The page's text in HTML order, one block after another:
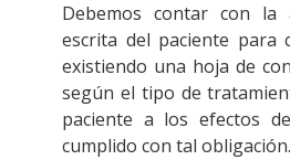
Debemos contar con la
escrita del paciente para
existiendo una hoja de
según el tipo de
paciente a los efectos
cumplido con tal obligación.